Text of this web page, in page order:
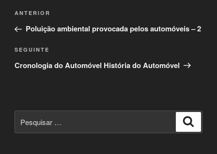
Navegação
artigos
Conteúdo
anterior
ANTERIOR
Poluição ambiental provocada pelos automóveis – 2
Conteúdo
seguinte
SEGUINTE
Cronologia do Automóvel História do Automóvel
por: